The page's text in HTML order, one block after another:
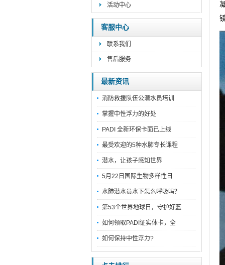
活动中心
客服中心
联系我们
售后服务
最新资讯
消防救援队伍公潜水员培训
掌握中性浮力的好处
PADI 全新环保卡面已上线
最受欢迎的5种水肺专长课程
潜水，让孩子感知世界
5月22日国际生物多样性日
水肺潜水员水下怎么呼吸吗？
第53个世界地球日，守护好蓝
如何领取PADI证实体卡，全
如何保持中性浮力?